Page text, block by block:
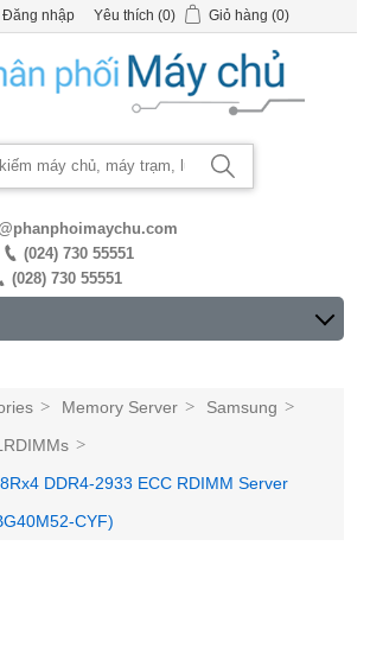
Đăng nhập Yêu thích (0) Giỏ hàng (0)
(024) 730 55551
(028) 730 55551
> Memory Server > Samsung >
>
DDR4-2933 ECC RDIMM Server
CYF)